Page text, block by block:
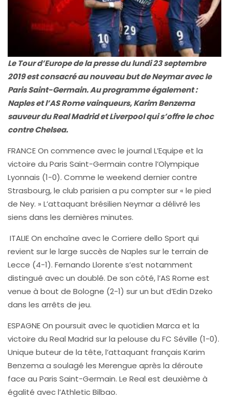
Le Tour d’Europe de la presse du lundi 23 septembre
2019 est consacré au nouveau but de Neymar avec le
Paris Saint-Germain. Au programme également :
Naples et l’AS Rome vainqueurs, Karim Benzema
sauveur du Real Madrid et Liverpool qui s’offre le choc
contre Chelsea.
FRANCE On commence avec le journal L’Equipe et la
victoire du Paris Saint-Germain contre l’Olympique
Lyonnais (1-0). Comme le weekend dernier contre
Strasbourg, le club parisien a pu compter sur « le pied
de Ney. » L’attaquant brésilien Neymar a délivré les
siens dans les dernières minutes.
ITALIE On enchaîne avec le Corriere dello Sport qui
revient sur le large succès de Naples sur le terrain de
Lecce (4-1). Fernando Llorente s’est notamment
distingué avec un doublé. De son côté, l’AS Rome est
venue à bout de Bologne (2-1) sur un but d’Edin Dzeko
dans les arrêts de jeu.
ESPAGNE On poursuit avec le quotidien Marca et la
victoire du Real Madrid sur la pelouse du FC Séville (1-0).
Unique buteur de la tête, l’attaquant français Karim
Benzema a soulagé les Merengue après la déroute
face au Paris Saint-Germain. Le Real est deuxième à
égalité avec l’Athletic Bilbao.